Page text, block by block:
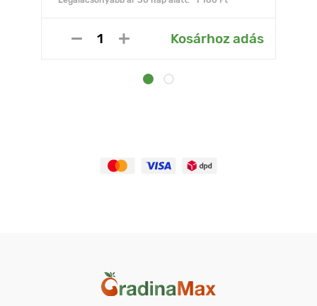
Kosárhoz adás